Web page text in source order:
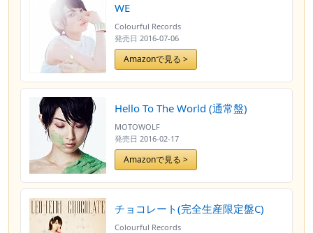
WE
Colourful Records
発売日 2016-07-06
Amazonで見る >
Hello To The World (通常盤)
MOTOWOLF
発売日 2016-02-17
Amazonで見る >
チョコレート(完全生産限定盤C)
Colourful Records